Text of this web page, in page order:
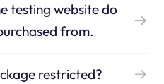
testing website do
from.
restricted?